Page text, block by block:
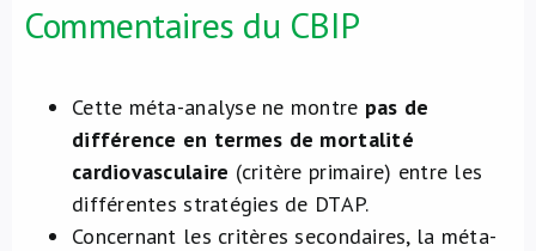
Commentaires du CBIP
Cette méta-analyse ne montre pas de
différence en termes de mortalité
cardiovasculaire (critère primaire) entre les
différentes stratégies de DTAP.
Concernant les critères secondaires, la méta-